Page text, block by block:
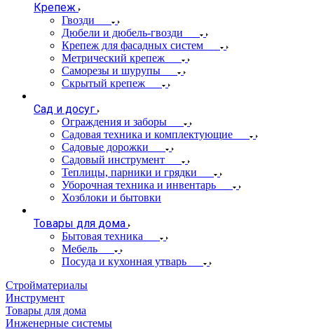
Крепеж
Гвозди
Дюбели и дюбель-гвозди
Крепеж для фасадных систем
Метрический крепеж
Саморезы и шурупы
Скрытый крепеж
Сад и досуг
Ограждения и заборы
Садовая техника и комплектующие
Садовые дорожки
Садовый инструмент
Теплицы, парники и грядки
Уборочная техника и инвентарь
Хозблоки и бытовки
Товары для дома
Бытовая техника
Мебель
Посуда и кухонная утварь
Стройматериалы
Инструмент
Товары для дома
Инженерные системы